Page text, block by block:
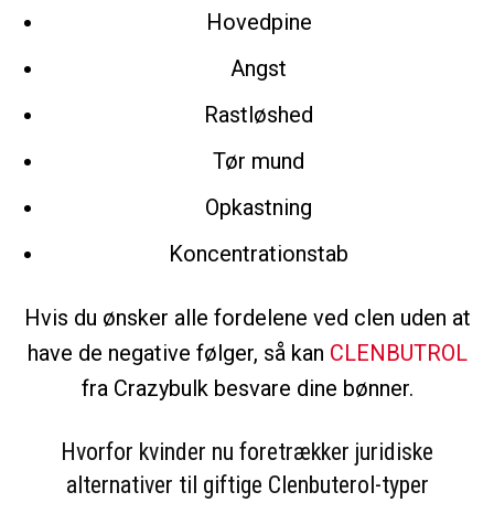
Hovedpine
Angst
Rastløshed
Tør mund
Opkastning
Koncentrationstab
Hvis du ønsker alle fordelene ved clen uden at
have de negative følger, så kan CLENBUTROL
fra Crazybulk besvare dine bønner.
Hvorfor kvinder nu foretrækker juridiske
alternativer til giftige Clenbuterol-typer